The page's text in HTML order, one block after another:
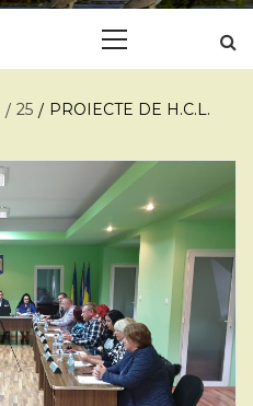
25
PROIECTE DE H.C.L.